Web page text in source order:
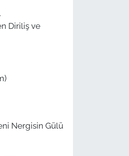
Diriliş ve
Nergisin Gülü